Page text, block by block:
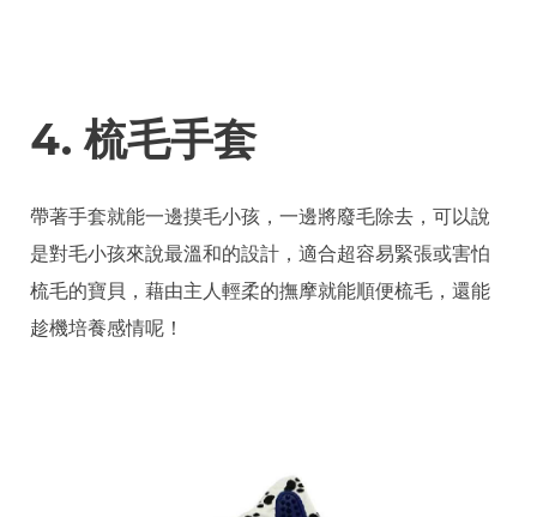
4. 梳毛手套
帶著手套就能一邊摸毛小孩，一邊將廢毛除去，可以說
是對毛小孩來說最溫和的設計，適合超容易緊張或害怕
梳毛的寶貝，藉由主人輕柔的撫摩就能順便梳毛，還能
趁機培養感情呢！